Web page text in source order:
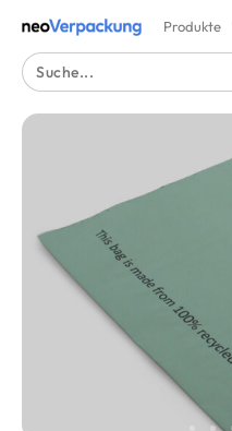
Produkte
Search
for: